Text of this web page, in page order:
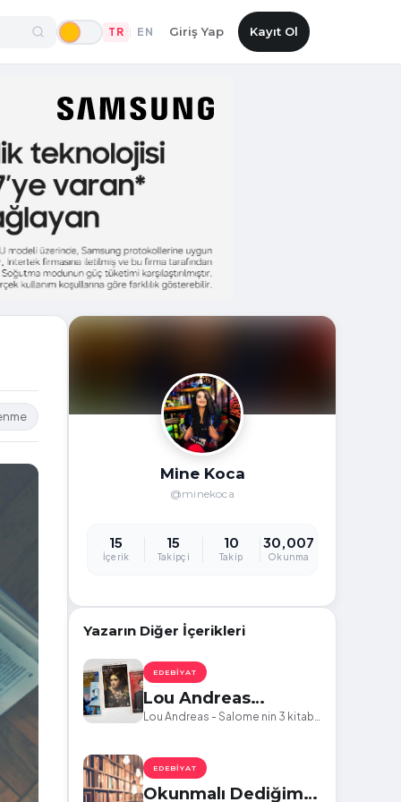
TR EN Giriş Yap Kayıt Ol
Mine Koca
@minekoca
15
İçerik
15
Takipçi
10
Takip
30,007
Okunma
Yazarın Diğer İçerikleri
EDEBIYAT
Lou Andreas
Salome-
Lou Andreas - Salome nin 3 kitabı
Salome'nin ilginç bilgileri
EDEBIYAT
Okunmalı Dediğim